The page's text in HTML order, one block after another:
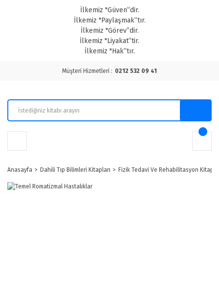
İlkemiz "Güven”dir.
İlkemiz "Paylaşmak”tır.
İlkemiz "Görev”dir.
İlkemiz "Liyakat”tir.
İlkemiz "Hak”tır.
Müşteri Hizmetleri : 0212 532 09 41
Anasayfa Dahili Tıp Bilimleri Kitapları Fizik Tedavi Ve Rehabilitasyon